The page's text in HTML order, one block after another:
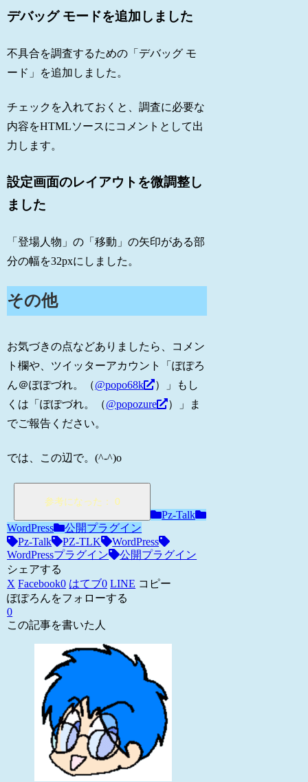
デバッグ モードを追加しました
不具合を調査するための「デバッグ モ
ード」を追加しました。
チェックを入れておくと、調査に必要な
内容をHTMLソースにコメントとして出
力します。
設定画面のレイアウトを微調整し
ました
「登場人物」の「移動」の矢印がある部
分の幅を32pxにしました。
その他
お気づきの点などありましたら、コメン
ト欄や、ツイッターアカウント「ぽぽろ
ん＠ぽぽづれ。（@popo68k
）」もし
くは「ぽぽづれ。（@popozure
）」ま
でご報告ください。
では、この辺で。(^-^)o
Pz-Talk
WordPress
公開プラグイン
Pz-Talk
PZ-TLK
WordPress
WordPressプラグイン
公開プラグイン
シェアする
X Facebook0 はてブ0 LINE コピー
ぽぽろんをフォローする
0
この記事を書いた人